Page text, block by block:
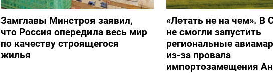
Замглавы Минстроя заявил,
что Россия опередила весь мир
по качеству строящегося
жилья
«Летать не на чем». В
не смогли запустить
региональные
из-за провала
импортозамещения